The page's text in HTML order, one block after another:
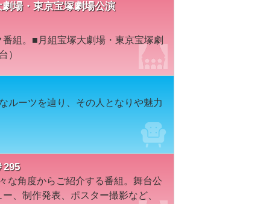
場・東京宝塚劇場公演
組。■月組宝塚大劇場・東京宝塚劇
）
ルーツを辿り、その人となりや魅力
295
な角度からご紹介する番組。舞台公
、制作発表、ポスター撮影など、